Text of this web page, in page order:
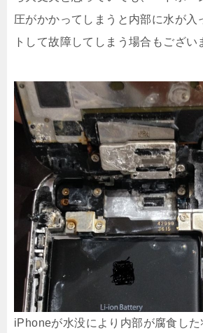
圧がかかってしまうと内部に水が入
トして故障してしまう場合もござい
iPhoneが水没により内部が腐食した